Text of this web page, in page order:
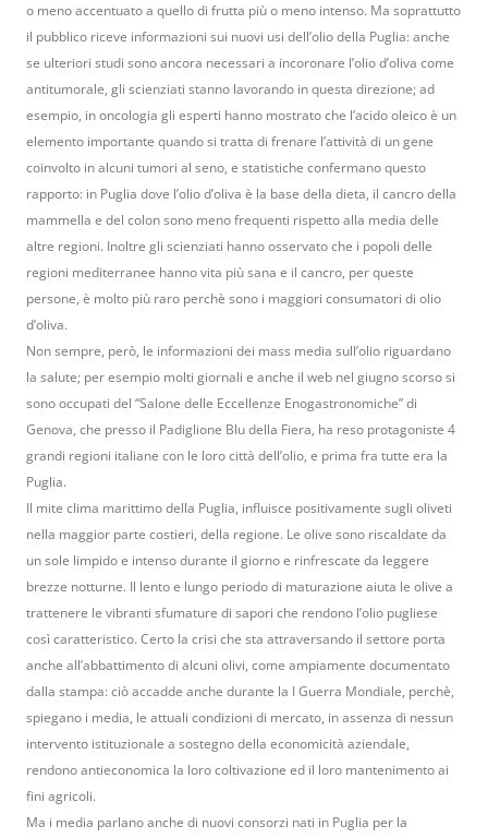
o meno accentuato a quello di frutta più o meno intenso. Ma soprattutto
il pubblico riceve informazioni sui nuovi usi dell’olio della Puglia: anche
se ulteriori studi sono ancora necessari a incoronare l’olio d’oliva come
antitumorale, gli scienziati stanno lavorando in questa direzione; ad
esempio, in oncologia gli esperti hanno mostrato che l’acido oleico è un
elemento importante quando si tratta di frenare l’attività di un gene
coinvolto in alcuni tumori al seno, e statistiche confermano questo
rapporto: in Puglia dove l’olio d’oliva è la base della dieta, il cancro della
mammella e del colon sono meno frequenti rispetto alla media delle
altre regioni. Inoltre gli scienziati hanno osservato che i popoli delle
regioni mediterranee hanno vita più sana e il cancro, per queste
persone, è molto più raro perchè sono i maggiori consumatori di olio
d’oliva.
Non sempre, però, le informazioni dei mass media sull’olio riguardano
la salute; per esempio molti giornali e anche il web nel giugno scorso si
sono occupati del “Salone delle Eccellenze Enogastronomiche” di
Genova, che presso il Padiglione Blu della Fiera, ha reso protagoniste 4
grandi regioni italiane con le loro città dell’olio, e prima fra tutte era la
Puglia.
Il mite clima marittimo della Puglia, influisce positivamente sugli oliveti
nella maggior parte costieri, della regione. Le olive sono riscaldate da
un sole limpido e intenso durante il giorno e rinfrescate da leggere
brezze notturne. Il lento e lungo periodo di maturazione aiuta le olive a
trattenere le vibranti sfumature di sapori che rendono l’olio pugliese
così caratteristico. Certo la crisi che sta attraversando il settore porta
anche all’abbattimento di alcuni olivi, come ampiamente documentato
dalla stampa: ciò accadde anche durante la I Guerra Mondiale, perchè,
spiegano i media, le attuali condizioni di mercato, in assenza di nessun
intervento istituzionale a sostegno della economicità aziendale,
rendono antieconomica la loro coltivazione ed il loro mantenimento ai
fini agricoli.
Ma i media parlano anche di nuovi consorzi nati in Puglia per la